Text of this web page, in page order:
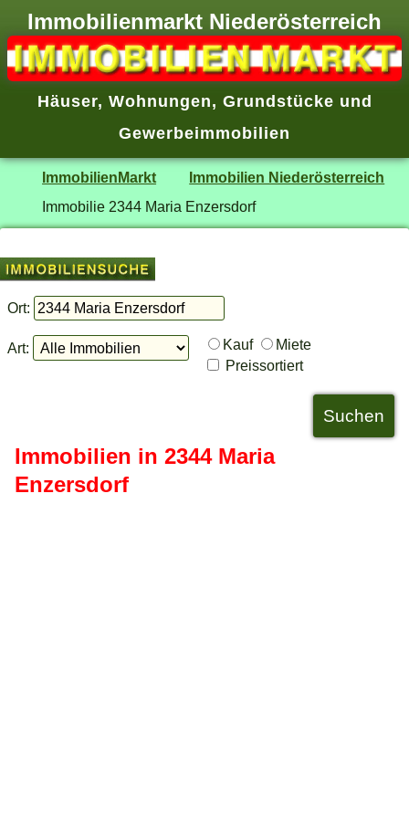
Immobilienmarkt Niederösterreich
Häuser, Wohnungen, Grundstücke und
Gewerbeimmobilien
ImmobilienMarkt
Immobilien Niederösterreich
Immobilie 2344 Maria Enzersdorf
Ort:
Art: Kauf
Miete
Preissortiert
Immobilien in 2344 Maria
Enzersdorf